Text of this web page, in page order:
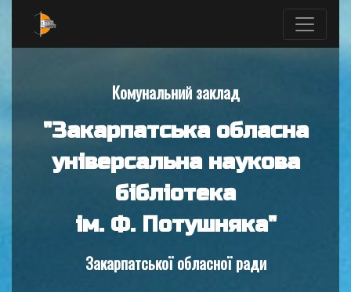
Комунальний заклад
"Закарпатська обласна
універсальна наукова
бібліотека
ім. Ф. Потушняка"
Закарпатської обласної ради